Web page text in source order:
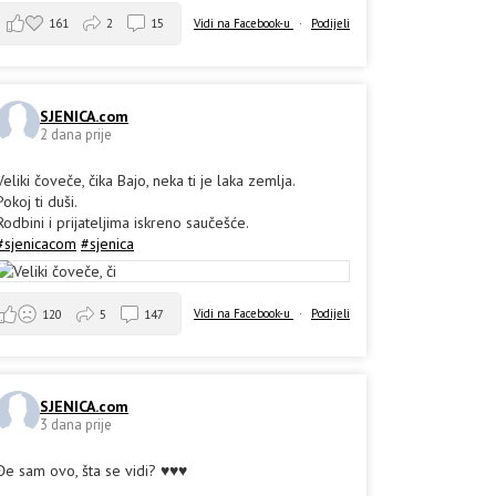
Vidi na Facebook-u · Podijeli
161 2 15
SJENICA.com
2 dana prije
čoveče, čika Bajo, neka ti je laka zemlja.
ti duši.
i prijateljima iskreno saučešće.
#sjenica
Vidi na Facebook-u · Podijeli
120 5 147
SJENICA.com
3 dana prije
sam ovo, šta se vidi? ♥️♥️♥️